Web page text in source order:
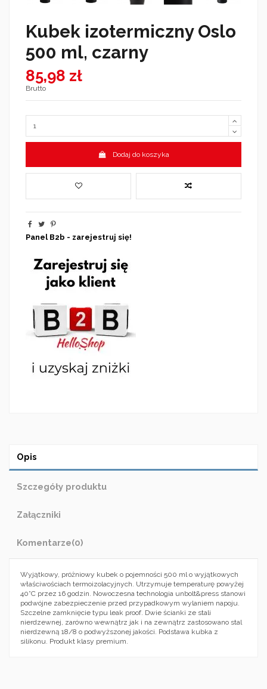
Kubek izotermiczny Oslo
500 ml, czarny
85,98 zł
Brutto
Dodaj do koszyka
Panel B2b - zarejestruj się!
Opis
Szczegóły produktu
Załączniki
Komentarze(0)
Wyjątkowy, próżniowy kubek o pojemności 500 ml o wyjątkowych
właściwościach termoizolacyjnych. Utrzymuje temperaturę powyżej
40°C przez 16 godzin. Nowoczesna technologia unbolt&press stanowi
podwójne zabezpieczenie przed przypadkowym wylaniem napoju.
Szczelne zamknięcie typu leak proof. Dwie ścianki ze stali
nierdzewnej, zarówno wewnątrz jak i na zewnątrz zastosowano stal
nierdzewną 18/8 o podwyższonej jakości. Podstawa kubka z
silikonu. Produkt klasy premium.